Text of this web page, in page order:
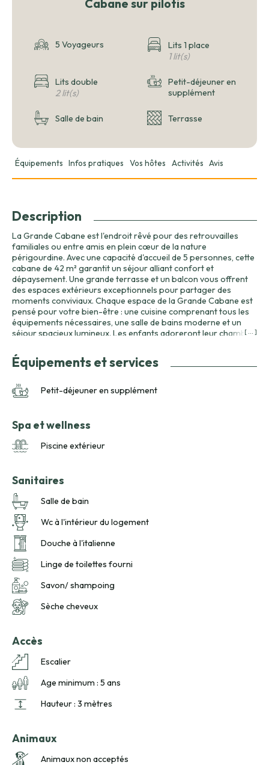
Cabane sur pilotis
5 Voyageurs Lits 1 place
1 lit(s)
Lits double
2 lit(s)
Petit-déjeuner en
supplément
Salle de bain Terrasse
Équipements Infos pratiques Vos hôtes Activités Avis
Description
La Grande Cabane est l'endroit rêvé pour des retrouvailles
familiales ou entre amis en plein cœur de la nature
périgourdine. Avec une capacité d'accueil de 5 personnes, cette
cabane de 42 m² garantit un séjour alliant confort et
dépaysement. Une grande terrasse et un balcon vous offrent
des espaces extérieurs exceptionnels pour partager des
moments conviviaux. Chaque espace de la Grande Cabane est
pensé pour votre bien-être : une cuisine comprenant tous les
équipements nécessaires, une salle de bains moderne et un
séjour spacieux lumineux. Les enfants adoreront leur chambre
Profitez des nombreuses activités proposées sur le domaine :
piscine, randonnées et visites des sites historiques
où vous pourrez vous laisser tenter par le savoureux miel
périgourdin et les noix cultivées sur place. Pour agrémenter
terroir vous sont proposés. Le soir, détendez-vous en famille
sur la terrasse, en observant les étoiles et en dégustant un
repas typiquement régional. La Grande Cabane vous promet
des souvenirs inoubliables au cœur de la nature.
[ ... ]
Équipements et services
Petit-déjeuner en supplément
Spa et wellness
Piscine extérieur
Sanitaires
Salle de bain
Wc à l'intérieur du logement
Douche à l'italienne
Linge de toilettes fourni
Savon/ shampoing
Sèche cheveux
Accès
Escalier
Age minimum : 5 ans
Hauteur : 3 mètres
Animaux
Animaux non acceptés